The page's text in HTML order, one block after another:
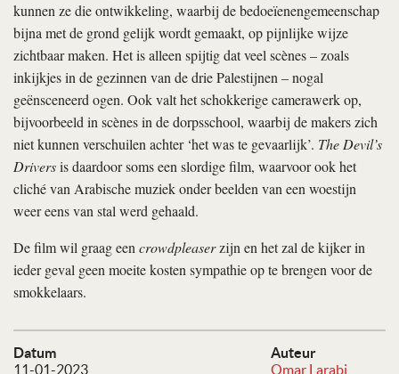
Datum
11-01-2023
Auteur
Omar Larabi
kunnen ze die ontwikkeling, waarbij de bedoeïenengemeenschap
bijna met de grond gelijk wordt gemaakt, op pijnlijke wijze
zichtbaar maken. Het is alleen spijtig dat veel scènes – zoals
inkijkjes in de gezinnen van de drie Palestijnen – nogal
geënsceneerd ogen. Ook valt het schokkerige camerawerk op,
bijvoorbeeld in scènes in de dorpsschool, waarbij de makers zich
niet kunnen verschuilen achter ‘het was te gevaarlijk’. The Devil’s
Driversis daardoor soms een slordige film, waarvoor ook het
cliché van Arabische muziek onder beelden van een woestijn
weer eens van stal werd gehaald.
De film wil graag een crowdpleaserzijn en het zal de kijker in
ieder geval geen moeite kosten sympathie op te brengen voor de
smokkelaars.